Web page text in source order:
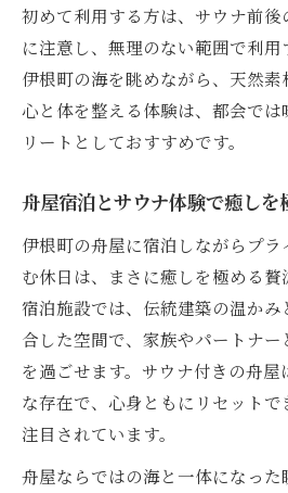
初めて利用する方は、サウナ前
に注意し、無理のない範囲で利用
伊根町の海を眺めながら、天然
心と体を整える体験は、都会では
リートとしておすすめです。
舟屋宿泊とサウナ体験で癒しを
伊根町の舟屋に宿泊しながらプラ
む休日は、まさに癒しを極める贅
宿泊施設では、伝統建築の温か
合した空間で、家族やパートナ
を過ごせます。サウナ付きの舟
な存在で、心身ともにリセット
注目されています。
舟屋ならではの海と一体になった